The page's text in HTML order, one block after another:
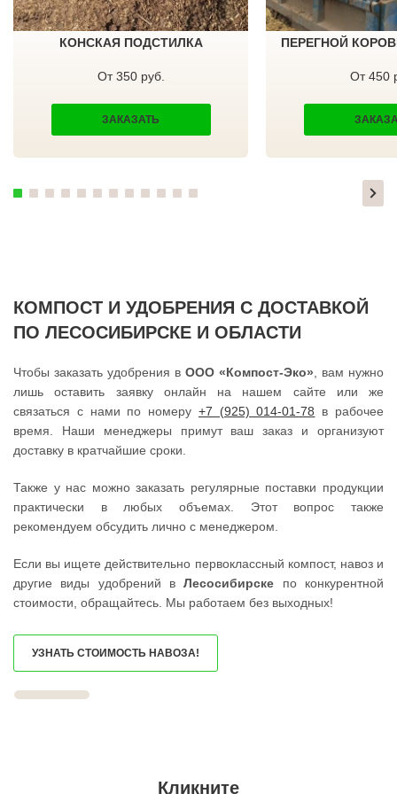
ТЕМПЫ
ТИШКОВО
ТОМИЛИНО
ТУПИКОВО
УЗУНОВО
ФИРСАНОВКА
ФОМИНСКОЕ
ЧЕРЕПОВО
ЧЕРКИЗОВО
ЧЕРНОГОЛОВКА
ЧЕРНОЕ
ЧЕХОВ
ШАТУРА
ШАТУРТОРФ
ШАХОВСКАЯ
ШЕРЕМЕТЬЕВСКИЙ
ШИШКИН ЛЕС
ЩЕРБИНКА
ЭЛЕКТРОГОРСК
ЭЛЕКТРОИЗОЛЯТОР
ЭЛЕКТРОСТАЛЬ
ЮПИТЕР
ЯКОВЛЕВСКОЕ
КРАСНОДАР
НОВОСИБИРСК
ВОРОНЕЖ
РОСТОВ
ЯСНЫЙ
ВЕРЕЩАГИНО
СЕМЕНОВ
БАЛАХНА
БИРОБИДЖАН
ШАРЫПОВО
ВАЛДАЙ
КУЙБЫШЕВ
РОСЛАВЛЬ
ЮЖНОУРАЛЬСК
ДЮРТЮЛИ
УЧАЛЫ
ВАЛУЙКИ
МОНЧЕГОРСК
БЕЛИНСКИЙ
ПОХВИСТНЕВО
РАССКАЗОВО
ЗЕЛЕНОГОРСК
ДМИТРОВСК
СКОПИН
ЗЕЛЕНОКУМСК
ЗУБЦОВ
ТАШТАГОЛ
КОНСКАЯ ПОДСТИЛКА
От 350 руб.
ЗАКАЗАТЬ
ПЕРЕГНОЙ
От 450
КОМПОСТ И УДОБРЕНИЯ С ДОСТАВКОЙ
ПО ЛЕСОСИБИРСКЕ И ОБЛАСТИ
Чтобы заказать удобрения в ООО «Компост-Эко», вам нужно
лишь оставить заявку онлайн на нашем сайте или же
связаться с нами по номеру +7 (925) 014-01-78 в рабочее
время. Наши менеджеры примут ваш заказ и организуют
доставку в кратчайшие сроки.
Также у нас можно заказать регулярные поставки продукции
практически в любых объемах. Этот вопрос также
рекомендуем обсудить лично с менеджером.
Если вы ищете действительно первоклассный компост, навоз и
другие виды удобрений вЛесосибирске по конкурентной
стоимости, обращайтесь. Мы работаем без выходных!
УЗНАТЬ СТОИМОСТЬ НАВОЗА!
Кликните